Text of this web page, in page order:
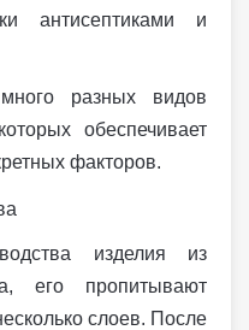
антисептиками и
разных видов
обеспечивает
факторов.
изделия из
его пропитывают
слоев. После